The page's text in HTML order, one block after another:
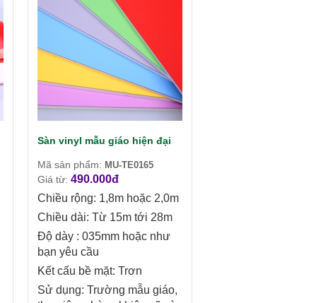
Sàn vinyl mẫu giáo hiện đại
Mã sản phẩm: MU-TE0165
Giá từ: 490.000đ
Chiều rộng: 1,8m hoặc 2,0m
Chiều dài: Từ 15m tới 28m
Độ dày : 035mm hoặc như
bạn yêu cầu
Kết cấu bề mặt: Trơn
Sử dụng: Trường mẫu giáo,